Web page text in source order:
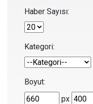
Haber Sayısı:
Kategori:
Boyut:
px